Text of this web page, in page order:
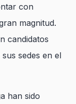
con
magnitud.
candidatos
sedes en el
han sido